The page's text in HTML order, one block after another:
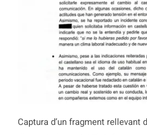
Captura d’un fragment rellevant